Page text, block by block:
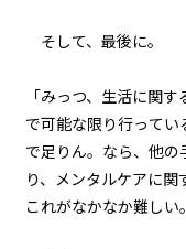
そして、最後に。
「みっつ、生活に関
で可能な限り行って
で足りん。なら、他
り、メンタルケアに関
これがなかなか難し